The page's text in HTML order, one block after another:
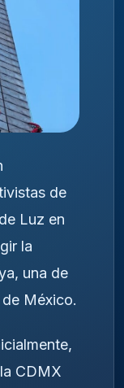
de
Luz en
la
una de
México.
CDMX